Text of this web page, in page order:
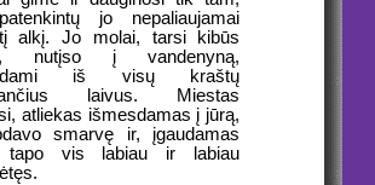
jo nepaliaujamai
alkį. Jo molai, tarsi kibūs
nutįso į vandenyną,
iš visų kraštų
laivus. Miestas
atliekas išmesdamas į jūrą,
smarvę ir, įgaudamas
tapo vis labiau ir labiau